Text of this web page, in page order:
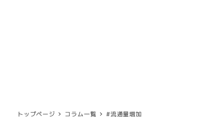
トップページ コラム一覧 #流通量増加